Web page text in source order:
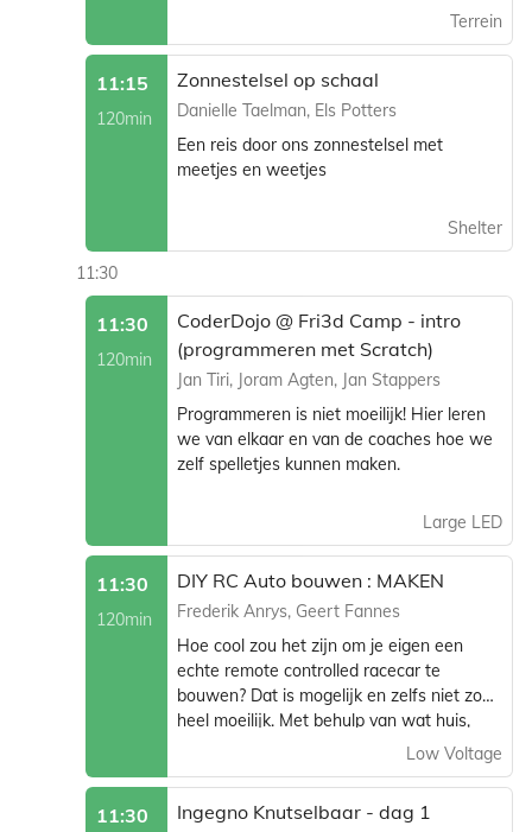
technieken van sjorren. En na afloop
leuks te bouwen.
Terrein
11:15
120min
Zonnestelsel op schaal
Danielle Taelman, Els Potters
Een reis door ons zonnestelsel met
meetjes en weetjes
Shelter
11:30
11:30
120min
CoderDojo @ Fri3d Camp - intro
(programmeren met Scratch)
Jan Tiri, Joram Agten, Jan Stappers
Programmeren is niet moeilijk! Hier leren
we van elkaar en van de coaches hoe we
zelf spelletjes kunnen maken.
Large LED
11:30
120min
DIY RC Auto bouwen : MAKEN
Frederik Anrys, Geert Fannes
Hoe cool zou het zijn om je eigen een
echte remote controlled racecar te
bouwen? Dat is mogelijk en zelfs niet zo
heel moeilijk. Met behulp van wat huis,
tuin en keukenmateriaal maken we een
servo, motor en een PWM sturing komen
we een heel eind om een rijdende
Low Voltage
11:30 Ingegno Knutselbaar - dag 1